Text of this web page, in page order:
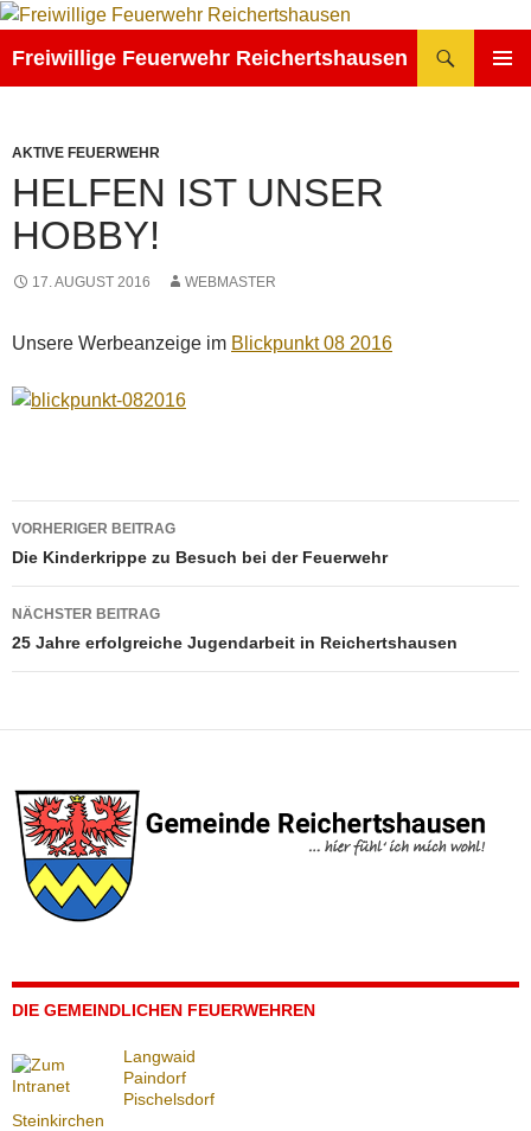
Zum
springen
Freiwillige Feuerwehr Reichertshausen
AKTIVE FEUERWEHR
HELFEN IST UNSER
HOBBY!
17. AUGUST 2016 WEBMASTER
Unsere Werbeanzeige im Blickpunkt 08 2016
Beitragsnavigation
VORHERIGER BEITRAG
Die Kinderkrippe zu Besuch bei der Feuerwehr
NÄCHSTER BEITRAG
25 Jahre erfolgreiche Jugendarbeit in Reichertshausen
DIE GEMEINDLICHEN FEUERWEHREN
Langwaid
Paindorf
Pischelsdorf
Steinkirchen